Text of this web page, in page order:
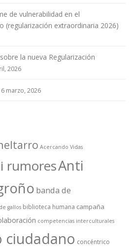
de vulnerabilidad en el
(regularización extraordinaria 2026)
la nueva Regularización
2026
6 marzo, 2026
Acercando Vidas
rumoresAnti
banda de
gallos biblioteca humana campaña
competencias interculturales
ciudadano concéntrico